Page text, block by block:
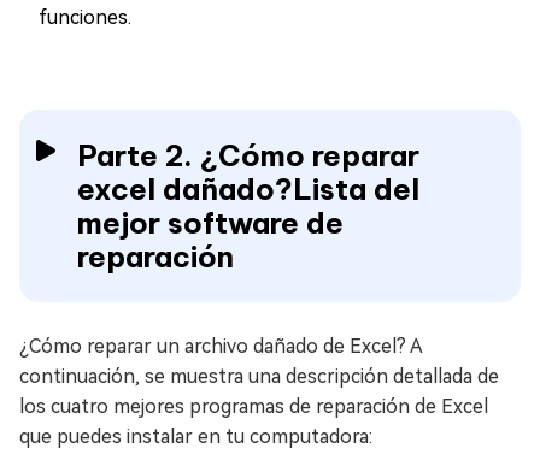
funciones.
Parte 2. ¿Cómo reparar
excel dañado?Lista del
mejor software de
reparación
¿Cómo reparar un archivo dañado de Excel? A
continuación, se muestra una descripción detallada de
los cuatro mejores programas de reparación de Excel
que puedes instalar en tu computadora: